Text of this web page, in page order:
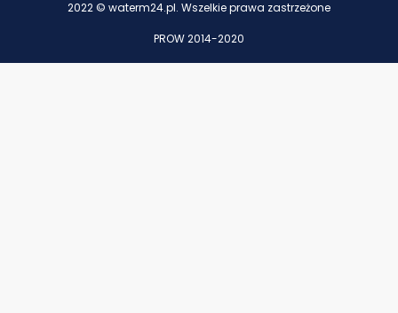
2022 © waterm24.pl. Wszelkie prawa zastrzeżone
PROW 2014-2020